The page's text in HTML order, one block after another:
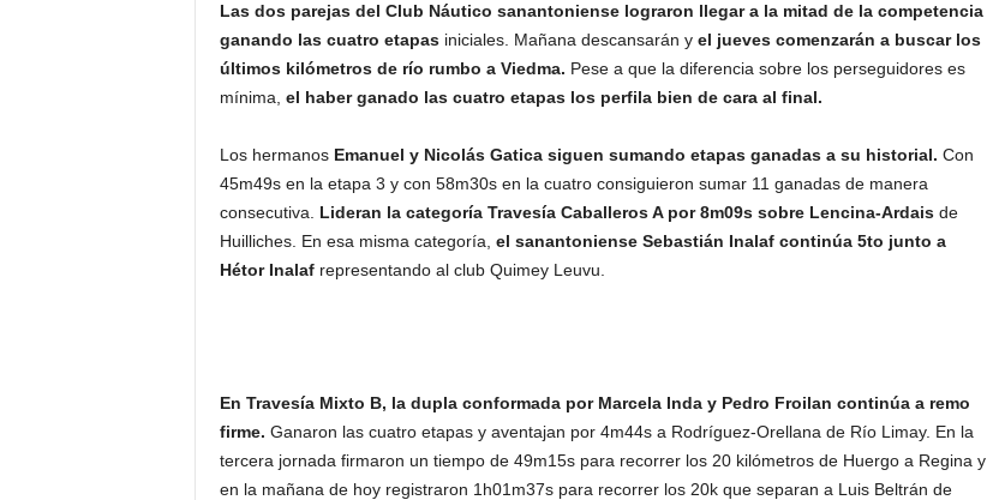
Las dos parejas del Club Náutico sanantoniense lograron llegar a la mitad de la competencia
ganando las cuatro etapasiniciales. Mañana descansarán yel jueves comenzarán a buscar los
últimos kilómetros de río rumbo a Viedma. Pese a que la diferencia sobre los perseguidores es
mínima, el haber ganado las cuatro etapas los perfila bien de cara al final.
Los hermanosEmanuel y Nicolás Gatica siguen sumando etapas ganadas a su historial. Con
45m49s en la etapa 3 y con 58m30s en la cuatro consiguieron sumar 11 ganadas de manera
consecutiva. Lideran la categoría Travesía Caballeros A por 8m09s sobre Lencina-Ardais de
Huilliches. En esa misma categoría, el sanantoniense Sebastián Inalaf continúa 5to junto a
Hétor Inalafrepresentando al club Quimey Leuvu.
En Travesía Mixto B, la dupla conformada por Marcela Inda y Pedro Froilan continúa a remo
firme. Ganaron las cuatro etapas y aventajan por 4m44s a Rodríguez-Orellana de Río Limay. En la
tercera jornada firmaron un tiempo de 49m15s para recorrer los 20 kilómetros de Huergo a Regina y
en la mañana de hoy registraron 1h01m37s para recorrer los 20k que separan a Luis Beltrán de